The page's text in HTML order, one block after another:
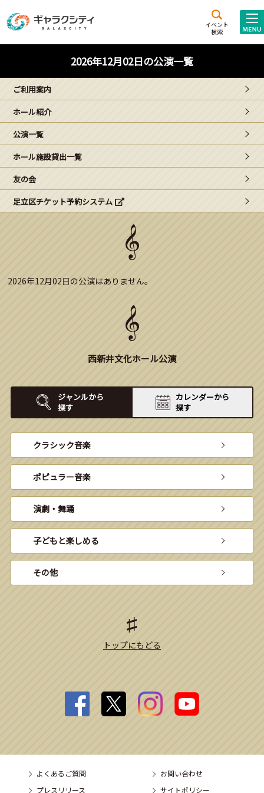
イベント
検索
施設案内
西新井
文化ホール
ギャラクシティとは
こどもみーてぃんぐ
Gがくえん
ブランドからのお知らせ
2026年12月02日の公演一覧
ご利用案内
ホール紹介
公演一覧
ホール施設貸出一覧
友の会
足立区チケット予約システム
2026年12月02日の公演はありません。
西新井文化ホール公演
ジャンルから
探す
カレンダーから
探す
クラシック音楽
ポピュラー音楽
演劇・舞踊
子どもと楽しめる
その他
トップにもどる
よくあるご質問
お問い合わせ
プレスリリース
サイトポリシー